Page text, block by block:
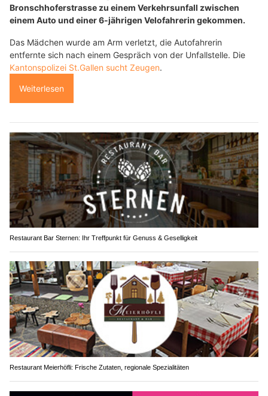
Bronschhoferstrasse zu einem Verkehrsunfall zwischen
einem Auto und einer 6-jährigen Velofahrerin gekommen.
Das Mädchen wurde am Arm verletzt, die Autofahrerin
entfernte sich nach einem Gespräch von der Unfallstelle. Die
Kantonspolizei St.Gallen sucht Zeugen.
Weiterlesen
Restaurant Bar Sternen: Ihr Treffpunkt für Genuss & Geselligkeit
Restaurant Meierhöfli: Frische Zutaten, regionale Spezialitäten